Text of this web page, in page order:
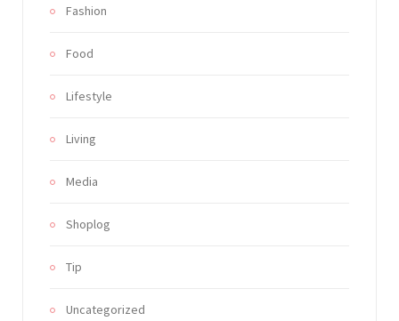
Fashion
Food
Lifestyle
Living
Media
Shoplog
Tip
Uncategorized